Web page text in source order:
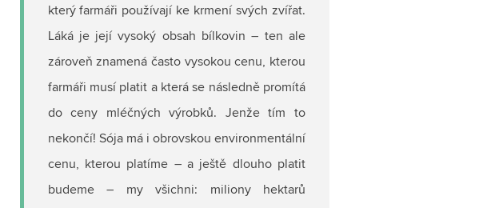
který farmáři používají ke krmení svých zvířat.
Láká je její vysoký obsah bílkovin – ten ale
zároveň znamená často vysokou cenu, kterou
farmáři musí platit a která se následně promítá
do ceny mléčných výrobků. Jenže tím to
nekončí! Sója má i obrovskou environmentální
cenu, kterou platíme – a ještě dlouho platit
budeme – my všichni: miliony hektarů